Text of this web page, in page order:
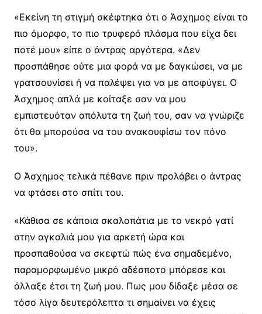
«Εκείνη τη στιγμή σκέφτηκα ότι ο Άσχημος είναι το
πιο όμορφο, το πιο τρυφερό πλάσμα που είχα δει
ποτέ μου» είπε ο άντρας αργότερα. «Δεν
προσπάθησε ούτε μια φορά να με δαγκώσει, να με
γρατσουνίσει ή να παλέψει για να με αποφύγει. Ο
Άσχημος απλά με κοίταξε σαν να μου
εμπιστευόταν απόλυτα τη ζωή του, σαν να γνώριζε
ότι θα μπορούσα να του ανακουφίσω τον πόνο
του».
Ο Άσχημος τελικά πέθανε πριν προλάβει ο άντρας
να φτάσει στο σπίτι του.
«Κάθισα σε κάποια σκαλοπάτια με το νεκρό γατί
στην αγκαλιά μου για αρκετή ώρα και
προσπαθούσα να σκεφτώ πώς ένα σημαδεμένο,
παραμορφωμένο μικρό αδέσποτο μπόρεσε και
άλλαξε έτσι τη ζωή μου. Πως μου δίδαξε μέσα σε
τόσο λίγα δευτερόλεπτα τι σημαίνει να έχεις